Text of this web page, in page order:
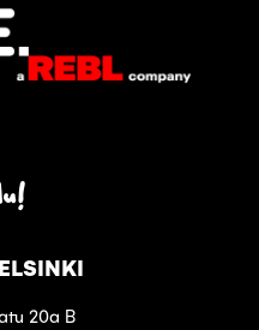
20a B